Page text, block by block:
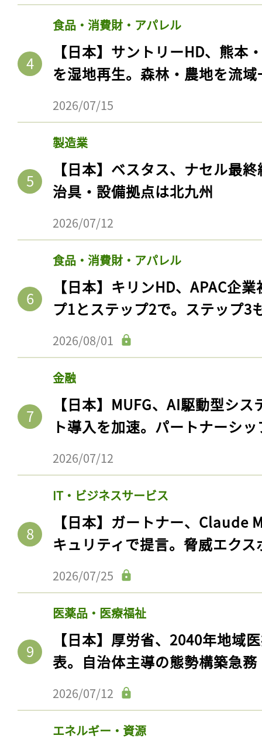
食品・消費財・アパレル
【日本】サントリーHD、熊本
を湿地再生。森林・農地を流
2026/07/15
製造業
【日本】ベスタス、ナセル最
治具・設備拠点は北九州
2026/07/12
食品・消費財・アパレル
【日本】キリンHD、APAC企
プ1とステップ2で。ステップ3
2026/08/01
金融
【日本】MUFG、AI駆動型シ
ト導入を加速。パートナーシ
2026/07/12
IT・ビジネスサービス
【日本】ガートナー、Claude
キュリティで提言。脅威エク
2026/07/25
医薬品・医療福祉
【日本】厚労省、2040年地域
表。自治体主導の態勢構築急務
2026/07/12
エネルギー・資源